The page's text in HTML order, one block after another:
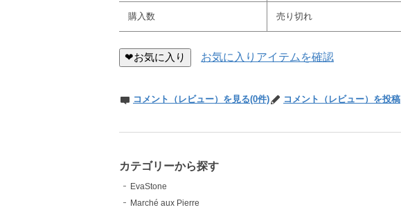
購入数 売り切れ
❤お気に入り お気に入りアイテムを確認
コメント（レビュー）を見る(0件) コメント（レビュー）を投稿
カテゴリーから探す
EvaStone
Marché aux Pierre